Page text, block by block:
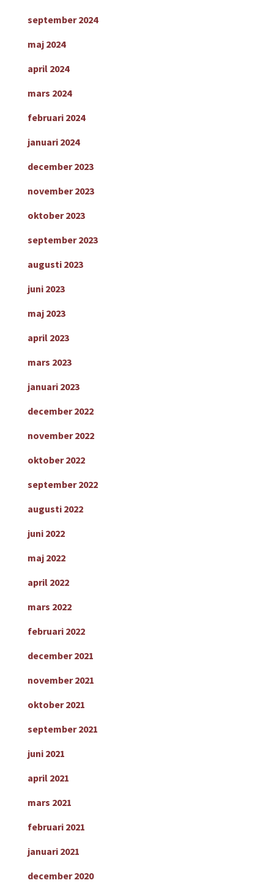
september 2024
maj 2024
april 2024
mars 2024
februari 2024
januari 2024
december 2023
november 2023
oktober 2023
september 2023
augusti 2023
juni 2023
maj 2023
april 2023
mars 2023
januari 2023
december 2022
november 2022
oktober 2022
september 2022
augusti 2022
juni 2022
maj 2022
april 2022
mars 2022
februari 2022
december 2021
november 2021
oktober 2021
september 2021
juni 2021
april 2021
mars 2021
februari 2021
januari 2021
december 2020